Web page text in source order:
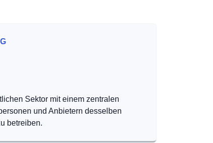
Sektor mit einem zentralen
und Anbietern desselben
betreiben.